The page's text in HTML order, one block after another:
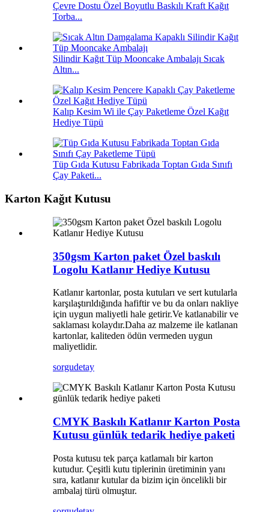
Çevre Dostu Özel Boyutlu Baskılı Kraft Kağıt
Torba...
Silindir Kağıt Tüp Mooncake Ambalajı Sıcak
Altın...
Kalıp Kesim Wi ile Çay Paketleme Özel Kağıt
Hediye Tüpü
Tüp Gıda Kutusu Fabrikada Toptan Gıda Sınıfı
Çay Paketi...
Karton Kağıt Kutusu
350gsm Karton paket Özel baskılı
Logolu Katlanır Hediye Kutusu
Katlanır kartonlar, posta kutuları ve sert kutularla
karşılaştırıldığında hafiftir ve bu da onları nakliye
için uygun maliyetli hale getirir.Ve katlanabilir ve
saklaması kolaydır.Daha az malzeme ile katlanan
kartonlar, kaliteden ödün vermeden uygun
maliyetlidir.
sorgudetay
CMYK Baskılı Katlanır Karton Posta
Kutusu günlük tedarik hediye paketi
Posta kutusu tek parça katlamalı bir karton
kutudur. Çeşitli kutu tiplerinin üretiminin yanı
sıra, katlanır kutular da bizim için öncelikli bir
ambalaj türü olmuştur.